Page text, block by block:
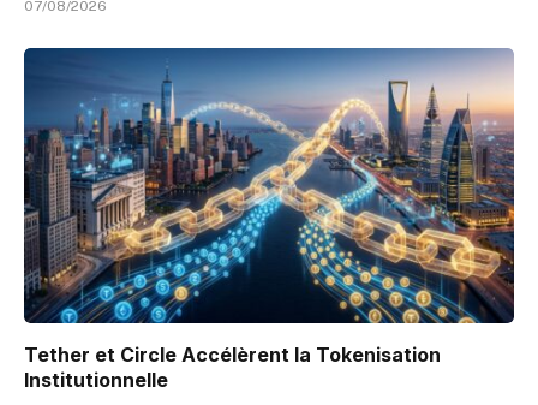
07/08/2026
Tether et Circle Accélèrent la Tokenisation
Institutionnelle